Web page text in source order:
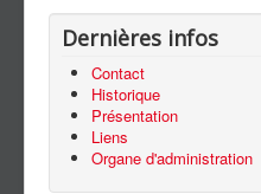
Dernières infos
Contact
Historique
Présentation
Liens
Organe d'administration